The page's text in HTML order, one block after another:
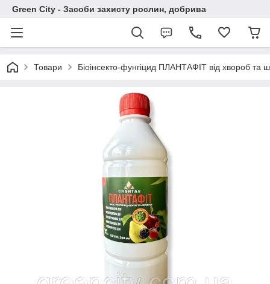
Green City - Засоби захисту рослин, добрива
Товари Біоінсекто-фунгіцид ПЛАНТАФІТ від хвороб та